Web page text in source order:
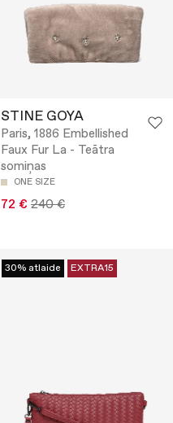
STINE GOYA
Paris, 1886 Embellished
Faux Fur La - Teātra
somiņas
ONE SIZE
72 € 240 €
30% atlaide EXTRA15